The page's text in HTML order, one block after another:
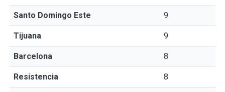
Santo Domingo Este 9
Tijuana 9
Barcelona 8
Resistencia 8